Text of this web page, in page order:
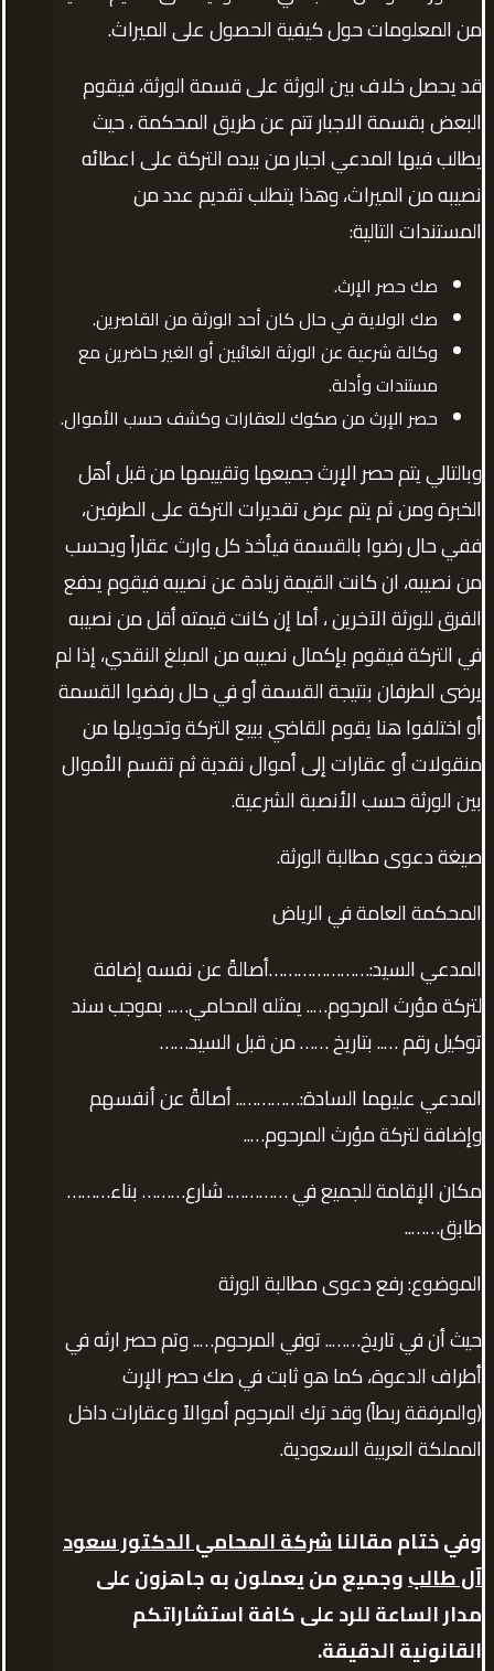
من المعلومات حول كيفية الحصول على الميراث.
قد يحصل خلاف بين الورثة على قسمة الورثة، فيقوم
البعض بقسمة الاجبار تتم عن طريق المحكمة ، حيث
يطالب فيها المدعي اجبار من بيده التركة على اعطائه
نصيبه من الميراث، وهذا يتطلب تقديم عدد من
المستندات التالية:
صك حصر الإرث.
صك الولاية في حال كان أحد الورثة من القاصرين.
وكالة شرعية عن الورثة الغائبين أو الغير حاضرين مع
مستندات وأدلة.
حصر الإرث من صكوك للعقارات وكشف حسب الأموال.
وبالتالي يتم حصر الإرث جميعها وتقييمها من قبل أهل
الخبرة ومن ثم يتم عرض تقديرات التركة على الطرفين،
ففي حال رضوا بالقسمة فيأخذ كل وارث عقاراً ويحسب
من نصيبه، ان كانت القيمة زيادة عن نصيبه فيقوم يدفع
الفرق للورثة الآخرين ، أما إن كانت قيمته أقل من نصيبه
في التركة فيقوم بإكمال نصيبه من المبلغ النقدي، إذا لم
يرضى الطرفان بنتيجة القسمة أو في حال رفضوا القسمة
أو اختلفوا هنا يقوم القاضي ببيع التركة وتحويلها من
منقولات أو عقارات إلى أموال نقدية ثم تقسم الأموال
بين الورثة حسب الأنصبة الشرعية.
صيغة دعوى مطالبة الورثة.
المحكمة العامة في الرياض
المدعي السيد:…………………أصالةً عن نفسه إضافة
لتركة مؤرث المرحوم….. يمثله المحامي….. بموجب سند
توكيل رقم ….. بتاريخ …… من قبل السيد……
المدعي عليهما السادة:………….. أصالةً عن أنفسهم
وإضافة لتركة مؤرث المرحوم…..
مكان الإقامة للجميع في …………. شارع……… بناء………
طابق……..
الموضوع: رفع دعوى مطالبة الورثة
حيث أن في تاريخ…….. توفي المرحوم….. وتم حصر ارثه في
أطراف الدعوة، كما هو ثابت في صك حصر الإرث
(والمرفقة ربطاً) وقد ترك المرحوم أموالاً وعقارات داخل
المملكة العربية السعودية.
وفي ختام مقالناشركة المحامي الدكتور سعود
آل طالبوجميع من يعملون به جاهزون على
مدار الساعة للرد على كافة استشاراتكم
القانونية الدقيقة.